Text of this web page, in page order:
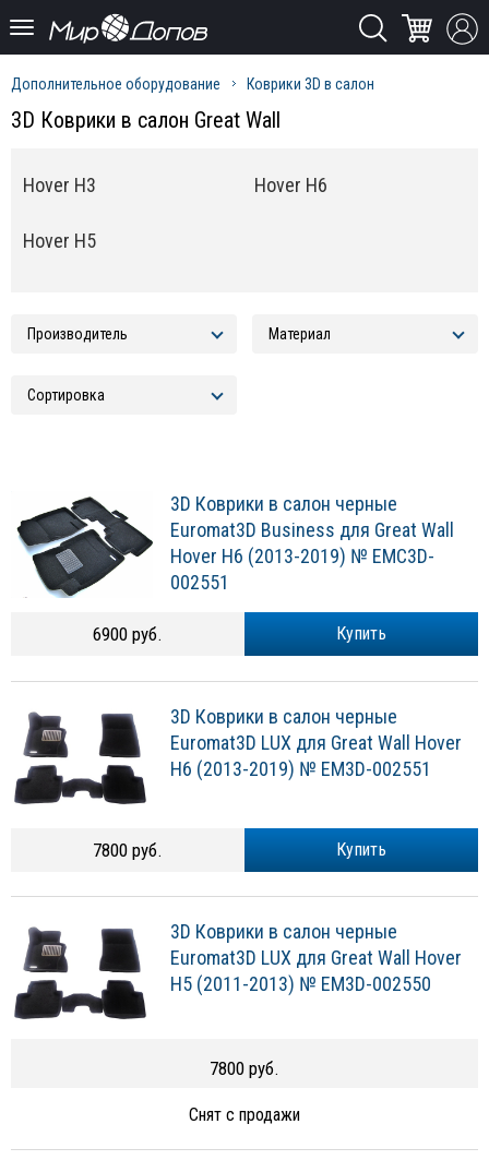
Дополнительное оборудование Коврики 3D в салон
3D Коврики в салон Great Wall
Hover H3
Hover H5
Hover H6
3D Коврики в салон черные
Euromat3D Business для Great Wall
Hover H6 (2013-2019) № EMC3D-
002551
Купить
6900 руб.
3D Коврики в салон черные
Euromat3D LUX для Great Wall Hover
H6 (2013-2019) № EM3D-002551
Купить
7800 руб.
3D Коврики в салон черные
Euromat3D LUX для Great Wall Hover
H5 (2011-2013) № EM3D-002550
7800 руб.
Снят с продажи